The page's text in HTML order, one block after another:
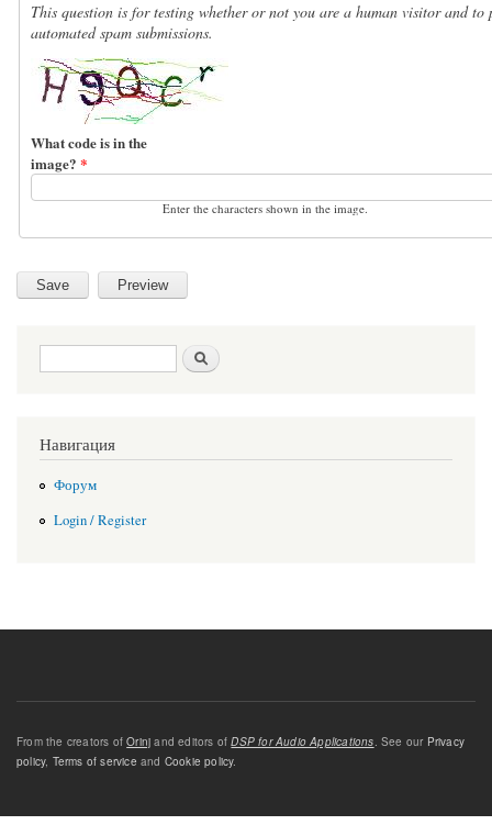
This question is for testing whether or not you are a human visitor and to
automated spam submissions.
What code is in the
image? *
Enter the characters shown in the image.
Search form
Навигация
Форум
Login / Register
From the creators ofOrinj and editors ofDSP for Audio Applications. See our Privacy
policy, Terms of service and Cookie policy.